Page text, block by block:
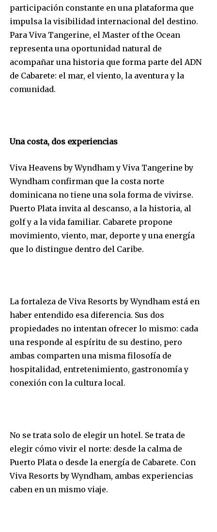
participación constante en una plataforma que
impulsa la visibilidad internacional del destino.
Para Viva Tangerine, el Master of the Ocean
representa una oportunidad natural de
acompañar una historia que forma parte del ADN
de Cabarete: el mar, el viento, la aventura y la
comunidad.
Una costa, dos experiencias
Viva Heavens by Wyndham y Viva Tangerine by
Wyndham confirman que la costa norte
dominicana no tiene una sola forma de vivirse.
Puerto Plata invita al descanso, a la historia, al
golf y a la vida familiar. Cabarete propone
movimiento, viento, mar, deporte y una energía
que lo distingue dentro del Caribe.
La fortaleza de Viva Resorts by Wyndham está en
haber entendido esa diferencia. Sus dos
propiedades no intentan ofrecer lo mismo: cada
una responde al espíritu de su destino, pero
ambas comparten una misma filosofía de
hospitalidad, entretenimiento, gastronomía y
conexión con la cultura local.
No se trata solo de elegir un hotel. Se trata de
elegir cómo vivir el norte: desde la calma de
Puerto Plata o desde la energía de Cabarete. Con
Viva Resorts by Wyndham, ambas experiencias
caben en un mismo viaje.